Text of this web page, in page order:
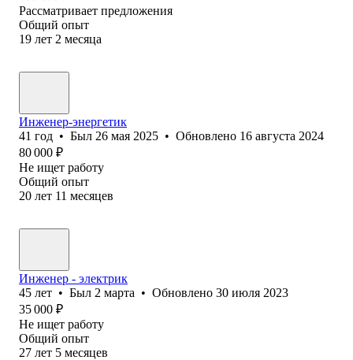
Рассматривает предложения
Общий опыт
19 лет 2 месяца
Инженер-энергетик
41 год • Был 26 мая 2025 • Обновлено 16 августа 2024
80 000 ₽
Не ищет работу
Общий опыт
20 лет 11 месяцев
Инженер - электрик
45 лет • Был 2 марта • Обновлено 30 июля 2023
35 000 ₽
Не ищет работу
Общий опыт
27 лет 5 месяцев